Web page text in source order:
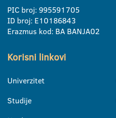
PIC broj: 995591705
ID broj: E10186843
Erazmus kod: BA BANJA02
Korisni linkovi
Univerzitet
Studije